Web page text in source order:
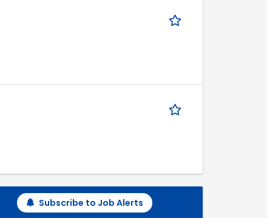
Subscribe to Job Alerts